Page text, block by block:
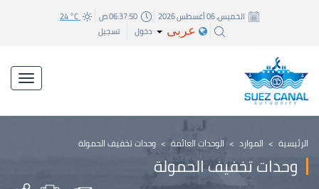
الخميس, 06 أغسطس 2026 06:37:50 ص 24 °C
عربى دخول تسجيل
الرئيسية > الموارد > الوحدات العائمة > وحدات تخفيف الحمولة
وحدات تخفيف الحمولة